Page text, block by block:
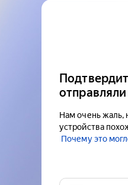
Нам очень жаль,
устройства
Почему это